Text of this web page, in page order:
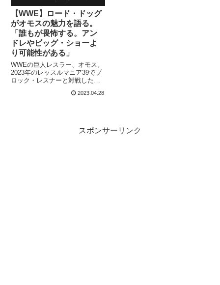
【WWE】ロード・ドッグ
がオモスの魅力を語る。
「誰もが畏怖する。アン
ドレやビッグ・ショーよ
り可能性がある」
WWEの巨人レスラー、オモス。
2023年のレッスルマニア39でブ
ロック・レスナーと対戦した彼
ズと対戦します。この試合は、
話題になりました。彼は多くの
レジェンドレスラーたちから才
2023.04.28
スポンサーリンク